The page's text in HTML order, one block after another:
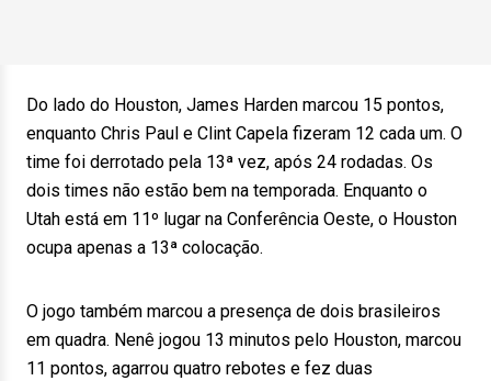
Do lado do Houston, James Harden marcou 15 pontos,
enquanto Chris Paul e Clint Capela fizeram 12 cada um. O
time foi derrotado pela 13ª vez, após 24 rodadas. Os
dois times não estão bem na temporada. Enquanto o
Utah está em 11º lugar na Conferência Oeste, o Houston
ocupa apenas a 13ª colocação.
O jogo também marcou a presença de dois brasileiros
em quadra. Nenê jogou 13 minutos pelo Houston, marcou
11 pontos, agarrou quatro rebotes e fez duas